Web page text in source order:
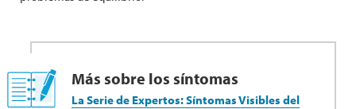
Más sobre los síntomas
La Serie de Expertos: Síntomas Visibles del